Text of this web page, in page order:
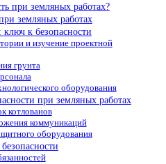
при земляных работах?
земляных работах
к безопасности
и изучение проектной
грунта
оборудования
при земляных работах
котлованов
коммуникаций
оборудования